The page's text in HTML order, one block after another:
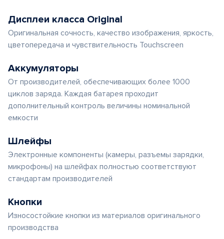
Дисплеи класса Original
Оригинальная сочность, качество изображения, яркость,
цветопередача и чувствительность Touchscreen
Аккумуляторы
От производителей, обеспечивающих более 1000
циклов заряда. Каждая батарея проходит
дополнительный контроль величины номинальной
емкости
Шлейфы
Электронные компоненты (камеры, разъемы зарядки,
микрофоны) на шлейфах полностью соответствуют
стандартам производителей
Кнопки
Износостойкие кнопки из материалов оригинального
производства